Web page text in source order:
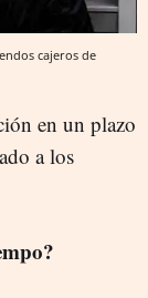
cajeros de
en un plazo
a los